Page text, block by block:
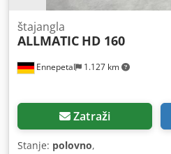
Ennepetal 1.127 km
štajangla
ALLMATIC HD 160
Zatraži
Stanje: polovno,